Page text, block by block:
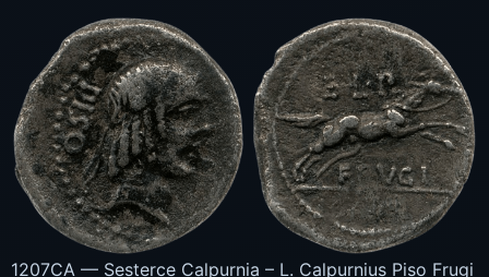
1207CA — Sesterce Calpurnia – L. Calpurnius Piso Frugi